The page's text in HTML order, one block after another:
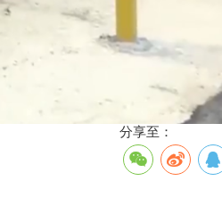
分享至：